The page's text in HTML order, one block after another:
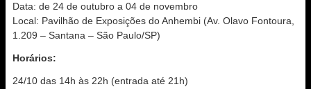
Data: de 24 de outubro a 04 de novembro
Local: Pavilhão de Exposições do Anhembi (Av. Olavo Fontoura,
1.209 – Santana – São Paulo/SP)
Horários:
24/10 das 14h às 22h (entrada até 21h)